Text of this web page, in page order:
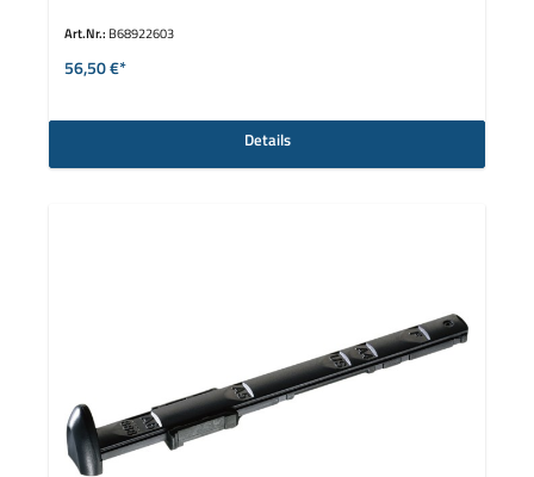
Art.Nr.: B68922603
56,50 €*
Details